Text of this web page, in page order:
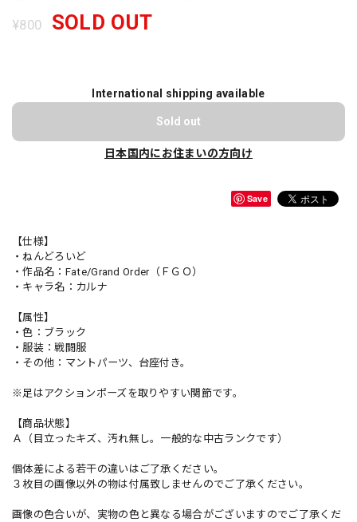
¥800 SOLD OUT
International shipping available
Sold out
日本国内にお住まいの方向け
Save
【仕様】
・ねんどろいど
・作品名：Fate/Grand Order（ＦＧＯ）
・キャラ名：カルナ
【属性】
・色：ブラック
・服装：戦闘服
・その他：マントパーツ、台座付き。
※足はアクションポーズを取りやすい関節です。
【商品状態】
Ａ（目立ったキズ、汚れ無し。一般的な中古ランクです）
個体差による若干の違いはご了承ください。
３枚目の画像以外の物は付属致しませんのでご了承ください。
画像の色合いが、実物の色と異なる場合がございますのでご了承くだ